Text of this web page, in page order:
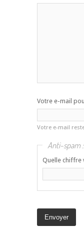
Votre e-mail
Votre e-mail
Anti-spam :
Quelle chiffre